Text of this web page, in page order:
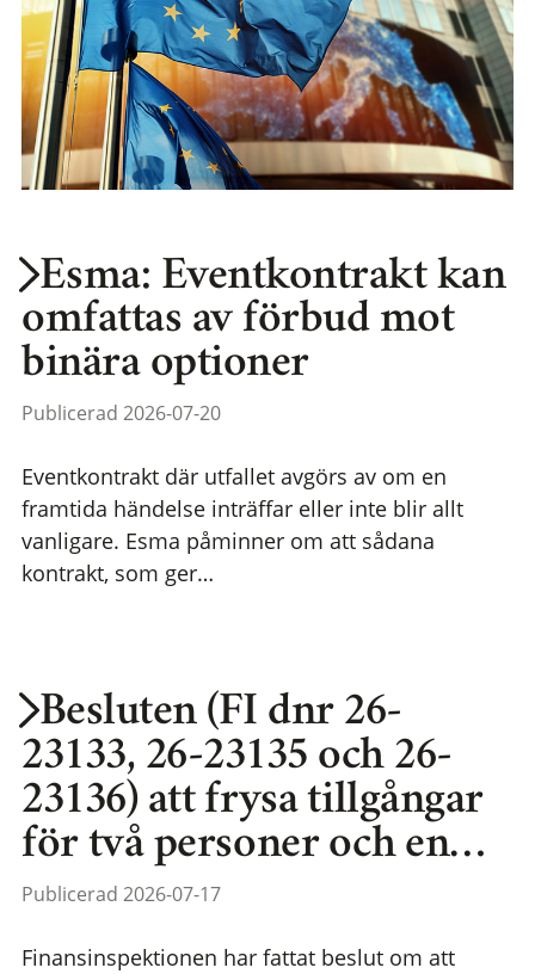
Esma: Eventkontrakt kan
omfattas av förbud mot
binära optioner
Publicerad 2026-07-20
Eventkontrakt där utfallet avgörs av om en
framtida händelse inträffar eller inte blir allt
vanligare. Esma påminner om att sådana
kontrakt, som ger…
Besluten (FI dnr 26-
23133, 26-23135 och 26-
23136) att frysa tillgångar
för två personer och en…
Publicerad 2026-07-17
Finansinspektionen har fattat beslut om att